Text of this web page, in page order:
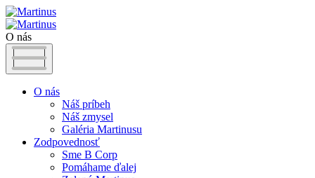
O nás
O nás
Náš príbeh
Náš zmysel
Galéria Martinusu
Zodpovednosť
Sme B Corp
Pomáhame ďalej